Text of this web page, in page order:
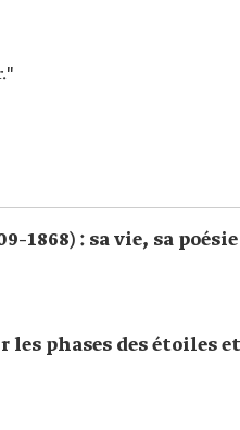
: sa vie, sa poésie
les phases des étoiles et